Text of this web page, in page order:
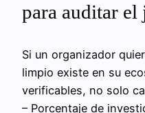
para auditar
Si un organizador
limpio existe en su
verificables, no solo
– Porcentaje de